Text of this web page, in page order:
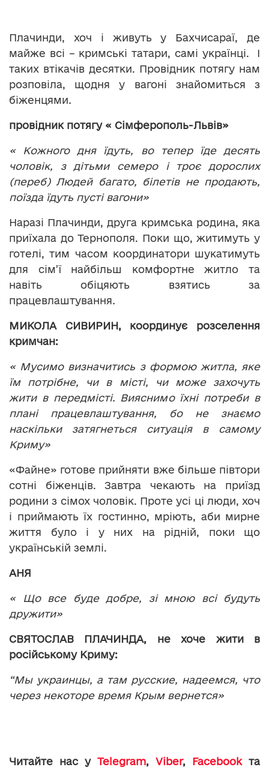
Плачинди, хоч і живуть у Бахчисараї, де
майже всі – кримські татари, самі українці. І
таких втікачів десятки. Провідник потягу нам
розповіла, щодня у вагоні знайомиться з
біженцями.
провідник потягу « Сімферополь-Львів»
« Кожного дня їдуть, во тепер їде
десять
чоловік, з дітьми семеро і троє дорослих
(переб) Людей багато, білетів не продають,
поїзда їдуть пусті вагони»
Наразі Плачинди, друга кримська родина, яка
приїхала до Тернополя. Поки що, житимуть у
готелі, тим часом координатори шукатимуть
для сім’ї найбільш комфортне житло та
навіть обіцяють взятись за
працевлаштування.
МИКОЛА СИВИРИН, координує розселення
кримчан:
« Мусимо визначитись з формою житла, яке
їм потрібне, чи в місті, чи може захочуть
жити в передмісті. Вияснимо їхні потреби в
плані працевлаштування, бо не знаємо
наскільки затягнеться ситуація в самому
Криму»
«Файне» готове прийняти вже більше півтори
сотні біженців. Завтра чекають на приїзд
родини з сімох чоловік. Проте усі ці люди, хоч
і приймають їх гостинно, мріють, аби мирне
життя було і у них на рідній, поки що
українській землі.
АНЯ
« Що все буде добре, зі мною всі будуть
дружити»
СВЯТОСЛАВ ПЛАЧИНДА, не хоче жити в
російському Криму:
“Мы украинцы, а там русские, надеемся, что
через некоторе время Крым вернется»
Читайте нас у Telegram, Viber, Facebookта